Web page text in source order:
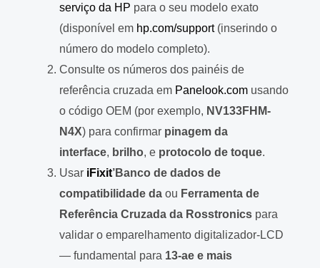
serviço da HP para o seu modelo exato
(disponível em hp.com/support (inserindo o
número do modelo completo).
Consulte os números dos painéis de
referência cruzada em Panelook.com usando
o código OEM (por exemplo, NV133FHM-
N4X) para confirmar pinagem da
interface, brilho, e protocolo de toque.
Usar iFixit’Banco de dados de
compatibilidade da ou Ferramenta de
Referência Cruzada da Rosstronics para
validar o emparelhamento digitalizador-LCD
— fundamental para 13-ae e mais